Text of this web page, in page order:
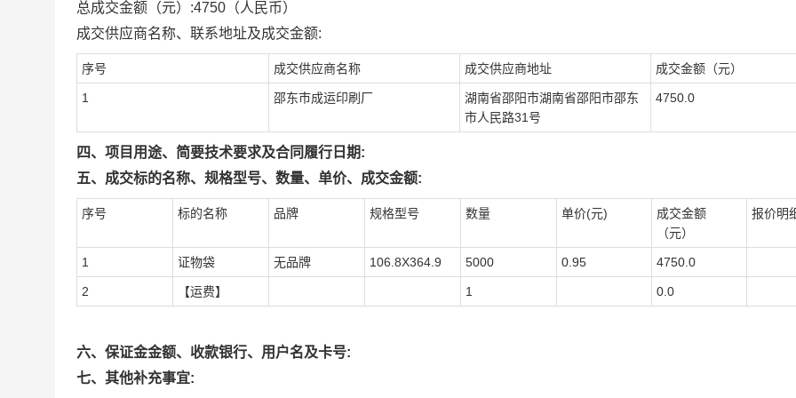
总成交金额（元）:4750 （人民币）
成交供应商名称、联系地址及成交金额:
序号 成交供应商名称 成交供应商地址 成交金额（元）
1 邵东市成运印刷厂
湖南省邵阳市湖南省邵阳市邵东
市人民路31号
4750.0
四、项目用途、简要技术要求及合同履行日期:
五、成交标的名称、规格型号、数量、单价、成交金额:
序号 标的名称 品牌 规格型号 数量 单价(元)
成交金额
（元）
报价明
1 证物袋 无品牌 106.8X364.9 5000 0.95 4750.0
2 【运费】 1 0.0
六、保证金金额、收款银行、用户名及卡号:
七、其他补充事宜: